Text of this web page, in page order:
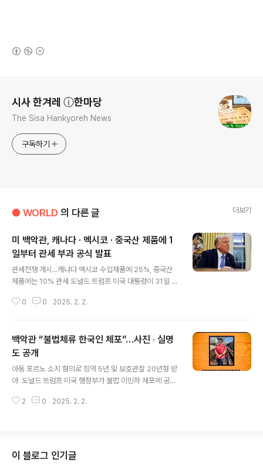
시사 한겨레 ⓘ한마당
The Sisa Hankyoreh News
구독하기
● WORLD 의 다른 글 더보기
미 백악관, 캐나다 · 멕시코 · 중국산 제품에 1
일부터 관세 부과 공식 발표
관세전쟁 개시...캐나다 멕시코 수입제품에 25%, 중국산
제품에는 10% 관세 도널드 트럼프 미국 대통령이 31일 백
워싱턴/로이터 연합 백악관이 1일부터 캐나다와 멕시코에
트럼프 대통령 취임 이후 첫 시행되는 보복성 관세다. 특정
품목 면제 여부는 언급되지 않았다. 에이피(AP) 통신에 따
르면 캐롤라인 리빗 백악관 대변인은 31일 기자들에게 “내
일(1일)부터 해당 관세가 시행될 것”이라며 “이는 대통령
이 국민에게 한 약속을 이행하는 것”이라고 말했다. 트럼프
대통령은 당선 직후부터 불법 이민 및 펜타닐 밀수를 막기
0 0 2025. 2. 2.
백악관 “불법체류 한국인 체포”…사진 ‧ 실명
도 공개
아동 포르노 소지 혐의로 징역 5년 및 보호관찰 20년형 받
아 도널드 트럼프 미국 행정부가 불법 이민자 체포에 공을
죄 판결을 받은 한국 국적자도 최근 이민세관단속국(ICE)
국적자 체포 사실을 밝혔다. 트럼프 행정부의 대대적인 불
법체류자 단속 과정에서 한국인이 체포된 사실이 공개된
2 0 2025. 2. 2.
이 블로그 인기글